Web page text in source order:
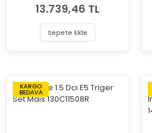
13.739,46 TL
Sepete Ekle
KARGO
BEDAVA